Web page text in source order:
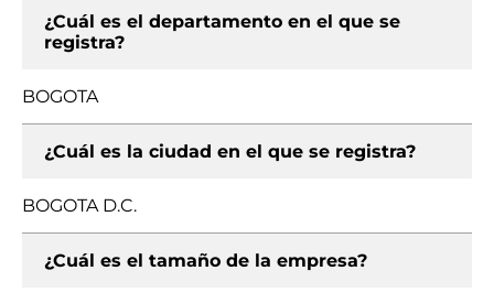
¿Cuál es el departamento en el que se
registra?
BOGOTA
¿Cuál es la ciudad en el que se registra?
BOGOTA D.C.
¿Cuál es el tamaño de la empresa?